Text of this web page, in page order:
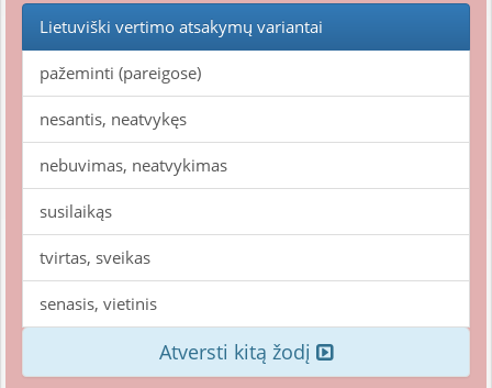
Lietuviški vertimo atsakymų variantai
pažeminti (pareigose)
nesantis, neatvykęs
nebuvimas, neatvykimas
susilaikąs
tvirtas, sveikas
senasis, vietinis
Atversti kitą žodį